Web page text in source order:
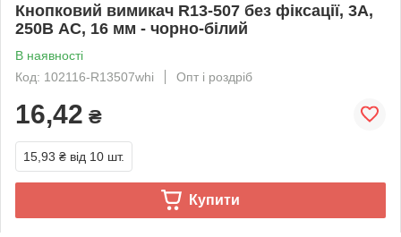
Кнопковий вимикач R13-507 без фіксації, 3А,
250В АС, 16 мм - чорно-білий
В наявності
Код: 102116-R13507whi
Опт і роздріб
16,42 ₴
15,93 ₴ від 10 шт.
Купити